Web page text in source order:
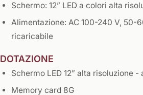
Schermo: 12” LED a colori alta
Alimentazione: AC 100-240 V, 50-
ricaricabile
DOTAZIONE
Schermo LED 12” alta risoluzione -
Memory card 8G